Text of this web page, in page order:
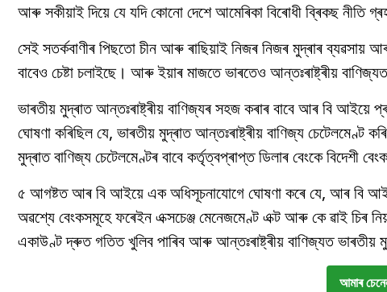
আৰু সকীয়াই দিয়ে যে যদি কোনো দেশে আমেৰিকা বিৰোধী ব্ৰিকছ
সেই সতৰ্কবাণীৰ পিছতো চীন আৰু ৰাছিয়াই নিজৰ নিজৰ মুদ্ৰাৰ ব্যৱসায়
বাবেও চেষ্টা চলাইছে। আৰু ইয়াৰ মাজতে ভাৰতেও আন্তঃৰাষ্ট্ৰীয়
ভাৰতীয় মুদ্ৰাত আন্তঃৰাষ্ট্ৰীয় বাণিজ্যৰ সহজ কৰাৰ বাবে আৰ বি
ঘোষণা কৰিছিল যে, ভাৰতীয় মুদ্ৰাত আন্তঃৰাষ্ট্ৰীয় বাণিজ্য
মুদ্ৰাত বাণিজ্য চেটেলমেণ্টৰ বাবে কৰ্তৃত্বপ্ৰাপ্ত ডিলাৰ বেংকে বিদেশী
৫ আগষ্টত আৰ বি আইয়ে এক অধিসূচনাযোগে ঘোষণা কৰে যে, আৰ বি
অৱশ্যে বেংকসমূহে ফৰেইন এক্সচেঞ্জ মেনেজমেণ্ট এক্ট আৰু কে ৱাই চিৰ
একাউণ্ট দ্ৰুত গতিত খুলিব পাৰিব আৰু আন্তঃৰাষ্ট্ৰীয় বাণিজ্যত ভাৰতীয়
আমাৰ